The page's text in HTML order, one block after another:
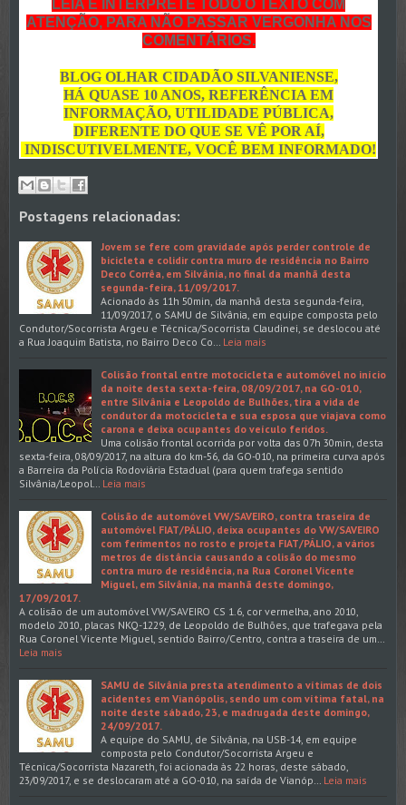
LEIA E INTERPRETE TODO O TEXTO COM
ATENÇÃO, PARA NÃO PASSAR VERGONHA NOS
COMENTÁRIOS.
BLOG OLHAR CIDADÃO SILVANIENSE,
HÁ QUASE 10 ANOS, REFERÊNCIA EM
INFORMAÇÃO, UTILIDADE PÚBLICA,
DIFERENTE DO QUE SE VÊ POR AÍ,
INDISCUTIVELMENTE, VOCÊ BEM INFORMADO!
Postagens relacionadas:
Jovem se fere com gravidade após perder controle de
bicicleta e colidir contra muro de residência no Bairro
Deco Corrêa, em Silvânia, no final da manhã desta
segunda-feira, 11/09/2017.
Acionado às 11h 50min, da manhã desta segunda-feira,
11/09/2017, o SAMU de Silvânia, em equipe composta pelo
Condutor/Socorrista Argeu e Técnica/Socorrista Claudinei, se deslocou até
a Rua Joaquim Batista, no Bairro Deco Co… Leia mais
Colisão frontal entre motocicleta e automóvel no início
da noite desta sexta-feira, 08/09/2017, na GO-010,
entre Silvânia e Leopoldo de Bulhões, tira a vida de
condutor da motocicleta e sua esposa que viajava como
carona e deixa ocupantes do veículo feridos.
Uma colisão frontal ocorrida por volta das 07h 30min, desta
sexta-feira, 08/09/2017, na altura do km-56, da GO-010, na primeira curva após
a Barreira da Polícia Rodoviária Estadual (para quem trafega sentido
Silvânia/Leopol… Leia mais
Colisão de automóvel VW/SAVEIRO, contra traseira de
automóvel FIAT/PÁLIO, deixa ocupantes do VW/SAVEIRO
com ferimentos no rosto e projeta FIAT/PÁLIO, a vários
metros de distância causando a colisão do mesmo
contra muro de residência, na Rua Coronel Vicente
Miguel, em Silvânia, na manhã deste domingo,
17/09/2017.
A colisão de um automóvel VW/SAVEIRO CS 1.6, cor vermelha, ano 2010,
modelo 2010, placas NKQ-1229, de Leopoldo de Bulhões, que trafegava pela
Rua Coronel Vicente Miguel, sentido Bairro/Centro, contra a traseira de um…
Leia mais
SAMU de Silvânia presta atendimento a vítimas de dois
acidentes em Vianópolis, sendo um com vítima fatal, na
noite deste sábado, 23, e madrugada deste domingo,
24/09/2017.
A equipe do SAMU, de Silvânia, na USB-14, em equipe
composta pelo Condutor/Socorrista Argeu e
Técnica/Socorrista Nazareth, foi acionada às 22 horas, deste sábado,
23/09/2017, e se deslocaram até a GO-010, na saída de Vianóp… Leia mais